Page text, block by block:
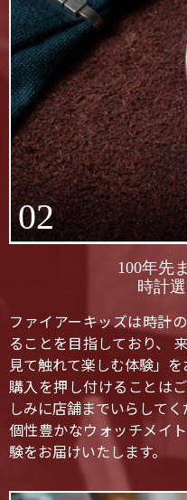
02
100年先
時計
ファイアーキッズは時計
ることを目指しており、
見て触れて楽しむ体験」を
購入を押し付けることは
しみに店舗までいらしてく
個性豊かなウォッチメイ
験をお届けいたします。